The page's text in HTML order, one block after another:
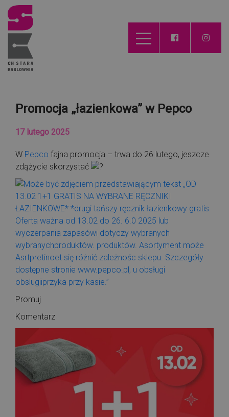
Promocja „łazienkowa” w Pepco
17 lutego 2025
W Pepco fajna promocja – trwa do 26 lutego, jeszcze
zdążycie skorzystać
Promuj
Komentarz